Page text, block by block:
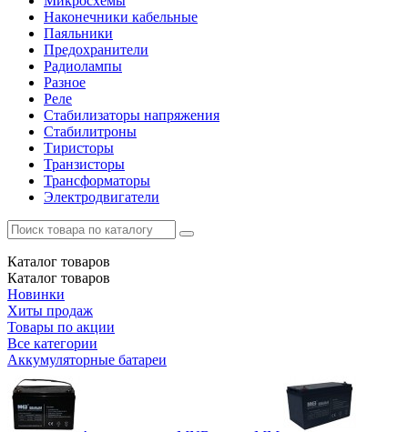
Наконечники кабельные
Паяльники
Предохранители
Радиолампы
Разное
Реле
Стабилизаторы напряжения
Стабилитроны
Тиристоры
Транзисторы
Трансформаторы
Электродвигатели
Каталог товаров
Каталог товаров
Новинки
Хиты продаж
Товары по акции
Все категории
Аккумуляторные батареи